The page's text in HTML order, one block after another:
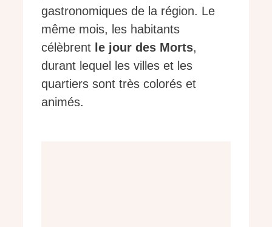
gastronomiques de la région. Le
même mois, les habitants
célèbrent le jour des Morts,
durant lequel les villes et les
quartiers sont très colorés et
animés.